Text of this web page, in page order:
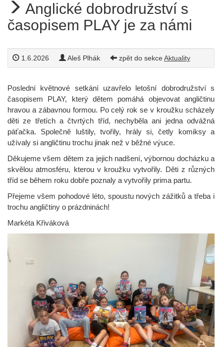
Anglické dobrodružství s
časopisem PLAY je za námi
1.6.2026 Aleš Plhák zpět do sekceAktuality
Poslední květnové setkání uzavřelo letošní dobrodružství s
časopisem PLAY, který dětem pomáhá objevovat angličtinu
hravou a zábavnou formou. Po celý rok se v kroužku scházely
děti ze třetích a čtvrtých tříd, nechyběla ani jedna odvážná
páťačka. Společně luštily, tvořily, hrály si, četly komiksy a
užívaly si angličtinu trochu jinak než v běžné výuce.
Děkujeme všem dětem za jejich nadšení, výbornou docházku a
skvělou atmosféru, kterou v kroužku vytvořily. Děti z různých
tříd se během roku dobře poznaly a vytvořily prima partu.
Přejeme všem pohodové léto, spoustu nových zážitků a třeba i
trochu angličtiny o prázdninách!
Markéta Křiváková